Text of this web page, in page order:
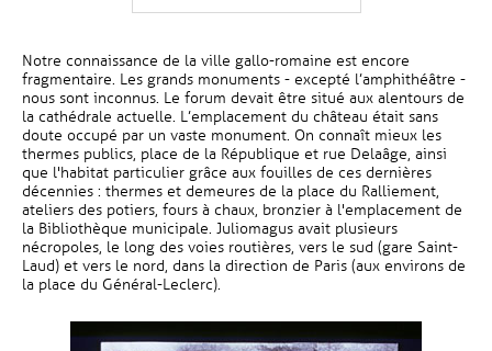
Notre connaissance de la ville gallo-romaine est encore
fragmentaire. Les grands monuments - excepté l’amphithéâtre -
nous sont inconnus. Le forum devait être situé aux alentours de
la cathédrale actuelle. L’emplacement du château était sans
doute occupé par un vaste monument. On connaît mieux les
thermes publics, place de la République et rue Delaâge, ainsi
que l'habitat particulier grâce aux fouilles de ces dernières
décennies : thermes et demeures de la place du Ralliement,
ateliers des potiers, fours à chaux, bronzier à l'emplacement de
la Bibliothèque municipale. Juliomagus avait plusieurs
nécropoles, le long des voies routières, vers le sud (gare Saint-
Laud) et vers le nord, dans la direction de Paris (aux environs de
la place du Général-Leclerc).